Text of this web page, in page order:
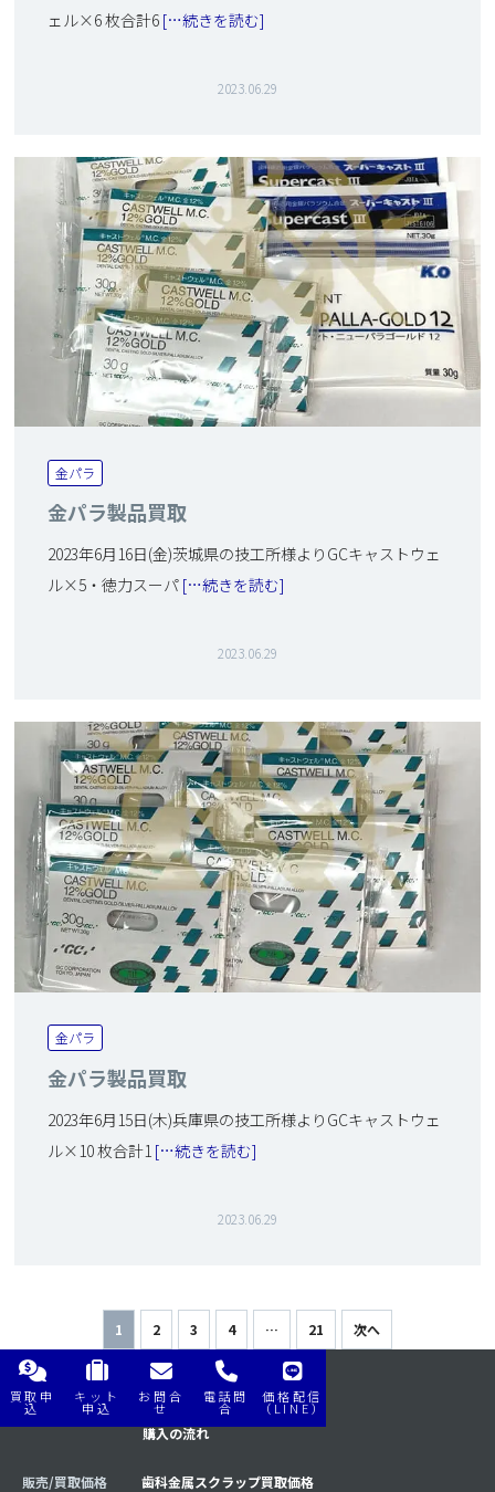
ェル×6 枚合計6 […続きを読む]
2023.06.29
金パラ
金パラ製品買取
2023年6月16日(金)茨城県の技工所様よりGCキャストウェ
ル×5・徳力スーパ […続きを読む]
2023.06.29
金パラ
金パラ製品買取
2023年6月15日(木)兵庫県の技工所様よりGCキャストウェ
ル×10 枚合計1 […続きを読む]
2023.06.29
1 2 3 4 … 21 次へ
買取申
込
キット
申込
お問合
せ
電話問
合
価格配信
（LINE）
購入/買取の流れ
買取の流れ
購入の流れ
販売/買取価格
歯科金属スクラップ買取価格